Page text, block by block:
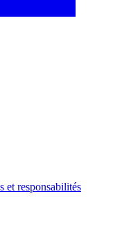
et responsabilités